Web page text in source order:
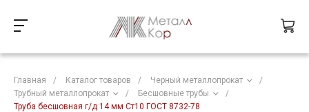
Главная / Каталог товаров / Черный металлопрокат
/
Трубный металлопрокат
/ Бесшовные трубы
/
Труба бесшовная г/д 14 мм Ст10 ГОСТ 8732-78